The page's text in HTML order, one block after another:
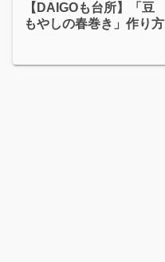
【DAIGOも台所】「豆
もやしの春巻き」作り方